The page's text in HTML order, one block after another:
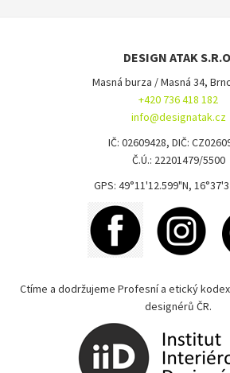
DESIGN ATAK
Masná burza / Masná 34,
+420 736 418 182
info@designatak.cz
IČ: 02609428, DIČ:
Č.Ú.: 22201479/5500
GPS: 49°11'12.599"N,
Ctíme a dodržujeme Profesní a etický
designérů ČR.